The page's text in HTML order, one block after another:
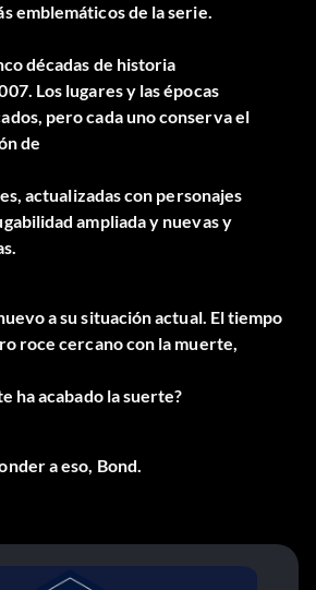
emblemáticos de la serie.
décadas de historia
Los lugares y las épocas
pero cada uno conserva el
de
actualizadas con personajes
ampliada y nuevas y
a su situación actual. El tiempo
roce cercano con la muerte,
ha acabado la suerte?
a eso, Bond.